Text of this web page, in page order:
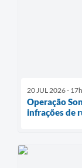
20 JUL 2026 -
Operação
infrações de